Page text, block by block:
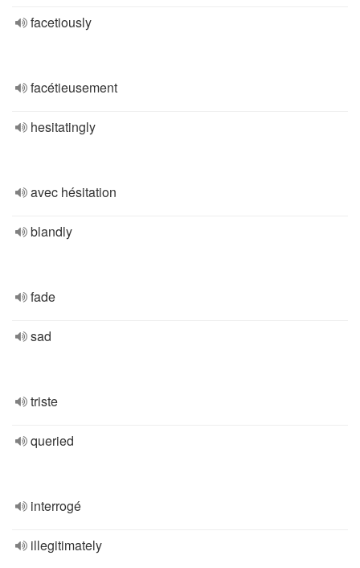
facetiously
facétieusement
hesitatingly
avec hésitation
blandly
fade
sad
triste
queried
interrogé
illegitimately